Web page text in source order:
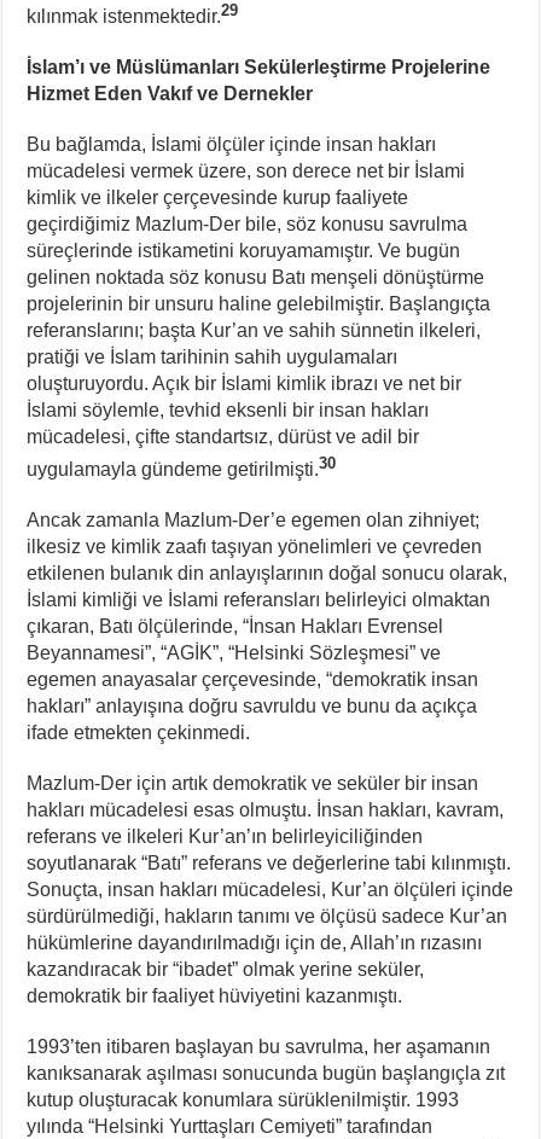
kılınmak istenmektedir.29
İslam’ı ve Müslümanları Sekülerleştirme Projelerine
Hizmet Eden Vakıf ve Dernekler
Bu bağlamda, İslami ölçüler içinde insan hakları
mücadelesi vermek üzere, son derece net bir İslami
kimlik ve ilkeler çerçevesinde kurup faaliyete
geçirdiğimiz Mazlum-Der bile, söz konusu savrulma
süreçlerinde istikametini koruyamamıştır. Ve bugün
gelinen noktada söz konusu Batı menşeli dönüştürme
projelerinin bir unsuru haline gelebilmiştir. Başlangıçta
referanslarını; başta Kur’an ve sahih sünnetin ilkeleri,
pratiği ve İslam tarihinin sahih uygulamaları
oluşturuyordu. Açık bir İslami kimlik ibrazı ve net bir
İslami söylemle, tevhid eksenli bir insan hakları
mücadelesi, çifte standartsız, dürüst ve adil bir
uygulamayla gündeme getirilmişti.30
Ancak zamanla Mazlum-Der’e egemen olan zihniyet;
ilkesiz ve kimlik zaafı taşıyan yönelimleri ve çevreden
etkilenen bulanık din anlayışlarının doğal sonucu olarak,
İslami kimliği ve İslami referansları belirleyici olmaktan
çıkaran, Batı ölçülerinde, “İnsan Hakları Evrensel
Beyannamesi”, “AGİK”, “Helsinki Sözleşmesi” ve
egemen anayasalar çerçevesinde, “demokratik insan
hakları” anlayışına doğru savruldu ve bunu da açıkça
ifade etmekten çekinmedi.
Mazlum-Der için artık demokratik ve seküler bir insan
hakları mücadelesi esas olmuştu. İnsan hakları, kavram,
referans ve ilkeleri Kur’an’ın belirleyiciliğinden
soyutlanarak “Batı” referans ve değerlerine tabi kılınmıştı.
Sonuçta, insan hakları mücadelesi, Kur’an ölçüleri içinde
sürdürülmediği, hakların tanımı ve ölçüsü sadece Kur’an
hükümlerine dayandırılmadığı için de, Allah’ın rızasını
kazandıracak bir “ibadet” olmak yerine seküler,
demokratik bir faaliyet hüviyetini kazanmıştı.
1993’ten itibaren başlayan bu savrulma, her aşamanın
kanıksanarak aşılması sonucunda bugün başlangıçla zıt
kutup oluşturacak konumlara sürüklenilmiştir. 1993
yılında “Helsinki Yurttaşları Cemiyeti” tarafından